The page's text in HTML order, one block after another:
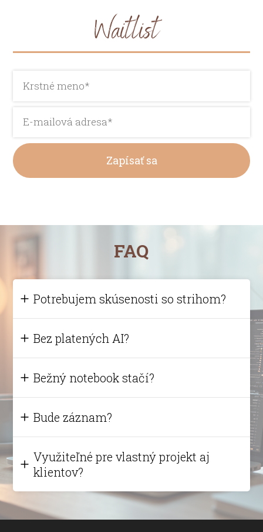
Waitlist
Zapísať sa
FAQ
Potrebujem skúsenosti so strihom?
Bez platených AI?
Bežný notebook stačí?
Bude záznam?
Využiteľné pre vlastný projekt aj
klientov?